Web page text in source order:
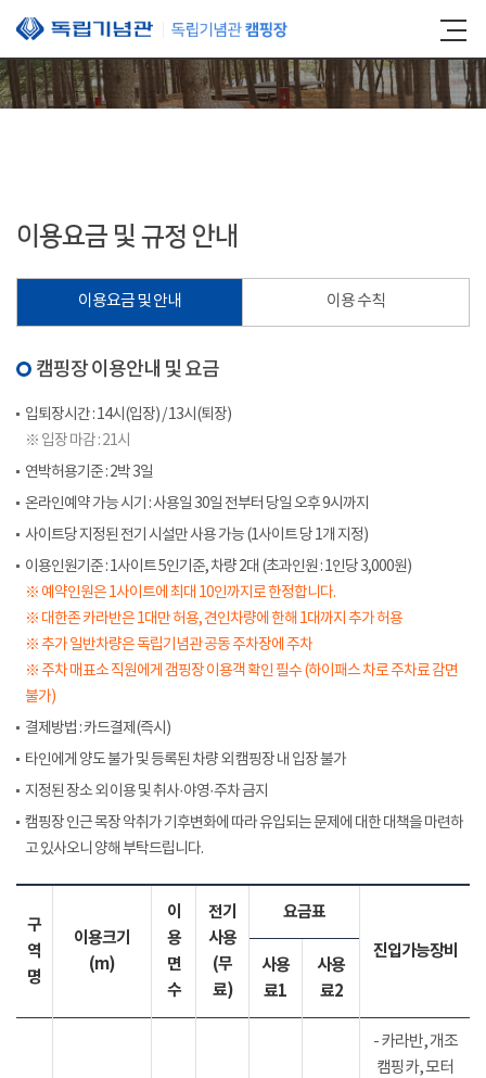
본문 바로가기
이용요금 및 규정 안내
이용요금 및 안내 이용 수칙
캠핑장 이용안내 및 요금
입퇴장시간 : 14시(입장) / 13시(퇴장)
※ 입장 마감 : 21시
연박허용기준 : 2박 3일
온라인예약 가능 시기 : 사용일 30일 전부터 당일 오후 9시까지
사이트당 지정된 전기 시설만 사용 가능 (1사이트 당 1개 지정)
이용인원기준 : 1사이트 5인기준, 차량 2대 (초과인원 : 1인당 3,000원)
※ 예약인원은 1사이트에 최대 10인까지로 한정합니다.
※ 대한존 카라반은 1대만 허용, 견인차량에 한해 1대까지 추가 허용
※ 추가 일반차량은 독립기념관 공동 주차장에 주차
※ 주차 매표소 직원에게 갬핑장 이용객 확인 필수 (하이패스 차로 주차료 감면
불가)
결제방법 : 카드결제(즉시)
타인에게 양도 불가 및 등록된 차량 외 캠핑장 내 입장 불가
지정된 장소 외 이용 및 취사·야영·주차 금지
캠핑장 인근 목장 악취가 기후변화에 따라 유입되는 문제에 대한 대책을 마련하
고 있사오니 양해 부탁드립니다.
구
역
명
이용크기
(m)
이
용
면
수
전기
사용
(무
료)
요금표
진입가능장비
사용
료1
사용
료2
- 카라반, 개조
캠핑카, 모터